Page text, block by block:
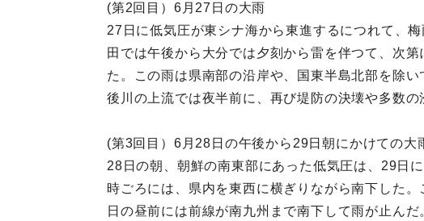
(第2回目）6月27日の大雨
27日に低気圧が東シナ海から東進するにつれて、
田では午後から大分では夕刻から雷を伴つて、次
た。この雨は県南部の沿岸や、国東半島北部を除
後川の上流では夜半前に、再び堤防の決壊や多数の
(第3回目）6月28日の午後から29日朝にかけての大
28日の朝、朝鮮の南東部にあった低気圧は、29日
時ごろには、県内を東西に横ぎりながら南下した
日の昼前には前線が南九州まで南下して雨が止ん